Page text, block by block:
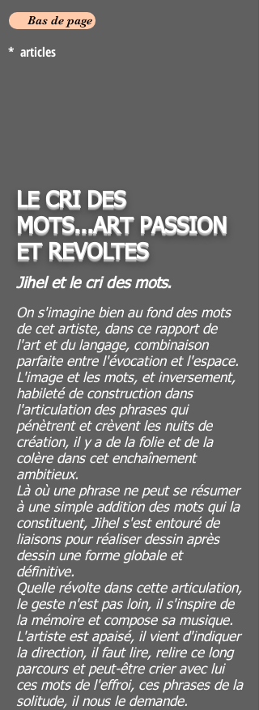
Bas de page
* articles
LE CRI DES
MOTS...ART PASSION
ET REVOLTES
Jihel et le cri des mots.
On s'imagine bien au fond des mots
de cet artiste, dans ce rapport de
l'art et du langage, combinaison
parfaite entre l'évocation et l'espace.
L'image et les mots, et inversement,
habileté de construction dans
l'articulation des phrases qui
pénètrent et crèvent les nuits de
création, il y a de la folie et de la
colère dans cet enchaînement
ambitieux.
Là où une phrase ne peut se résumer
à une simple addition des mots qui la
constituent, Jihel s'est entouré de
liaisons pour réaliser dessin après
dessin une forme globale et
définitive.
Quelle révolte dans cette articulation,
le geste n'est pas loin, il s'inspire de
la mémoire et compose sa musique.
L'artiste est apaisé, il vient d'indiquer
la direction, il faut lire, relire ce long
parcours et peut-être crier avec lui
ces mots de l'effroi, ces phrases de la
solitude, il nous le demande.